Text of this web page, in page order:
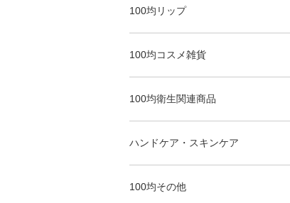
100均リップ
100均コスメ雑貨
100均衛生関連商品
ハンドケア・スキンケア
100均その他